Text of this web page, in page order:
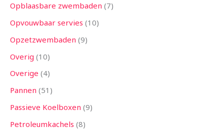
Opblaasbare zwembaden 7
Opvouwbaar servies 10
Opzetzwembaden 9
Overig 10
Overige 4
Pannen 51
Passieve Koelboxen 9
Petroleumkachels 8